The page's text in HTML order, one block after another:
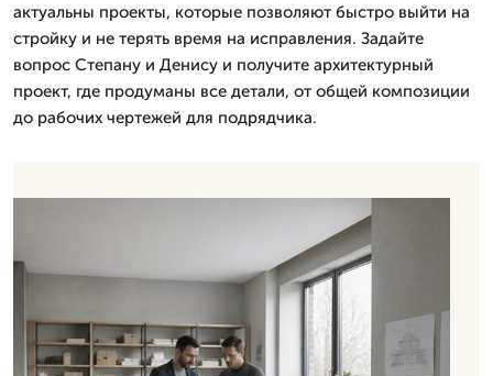
актуальны проекты, которые позволяют быстро выйти на
стройку и не терять время на исправления. Задайте
вопрос Степану и Денису и получите архитектурный
проект, где продуманы все детали, от общей композиции
до рабочих чертежей для подрядчика.